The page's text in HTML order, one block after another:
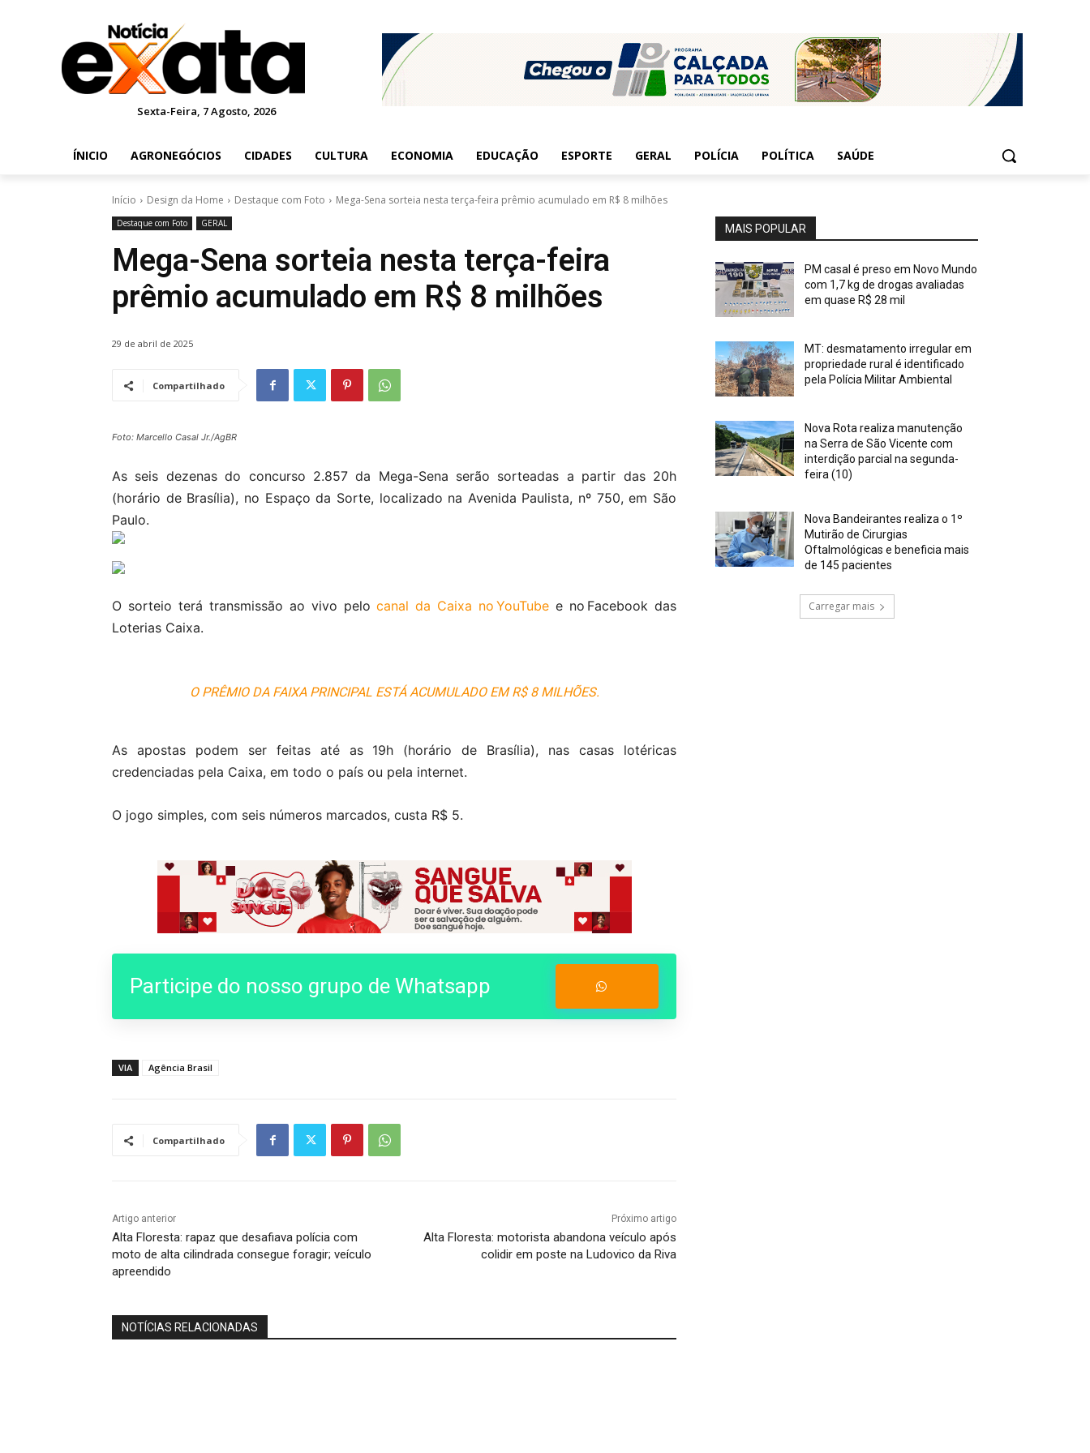
Sexta-Feira, 7 Agosto, 2026
ÍNICIO AGRONEGÓCIOS CIDADES CULTURA ECONOMIA EDUCAÇÃO ESPORTE GERAL POLÍCIA POLÍTICA SAÚDE
Início Design da Home Destaque com Foto Mega-Sena sorteia nesta terça-feira prêmio acumulado em R$ 8 milhões
Destaque com Foto GERAL
Mega-Sena sorteia nesta terça-feira
prêmio acumulado em R$ 8 milhões
29 de abril de 2025
Compartilhado
Foto: Marcello Casal Jr./AgBR
As seis dezenas do concurso 2.857 da Mega-Sena serão sorteadas a partir das 20h
(horário de Brasília), no Espaço da Sorte, localizado na Avenida Paulista, nº 750, em São
Paulo.
O sorteio terá transmissão ao vivo pelocanal da Caixa no YouTube e no Facebook das
Loterias Caixa.
O PRÊMIO DA FAIXA PRINCIPAL ESTÁ ACUMULADO EM R$ 8 MILHÕES.
As apostas podem ser feitas até as 19h (horário de Brasília), nas casas lotéricas
credenciadas pela Caixa, em todo o país ou pela internet.
O jogo simples, com seis números marcados, custa R$ 5.
Participe do nosso grupo de Whatsapp
VIA Agência Brasil
Compartilhado
Artigo anterior
Alta Floresta: rapaz que desafiava polícia com
moto de alta cilindrada consegue foragir; veículo
apreendido
Próximo artigo
Alta Floresta: motorista abandona veículo após
colidir em poste na Ludovico da Riva
NOTÍCIAS RELACIONADAS
MAIS POPULAR
PM casal é preso em Novo Mundo
com 1,7 kg de drogas avaliadas
em quase R$ 28 mil
MT: desmatamento irregular em
propriedade rural é identificado
pela Polícia Militar Ambiental
Nova Rota realiza manutenção
na Serra de São Vicente com
interdição parcial na segunda-
feira (10)
Nova Bandeirantes realiza o 1º
Mutirão de Cirurgias
Oftalmológicas e beneficia mais
de 145 pacientes
Carregar mais